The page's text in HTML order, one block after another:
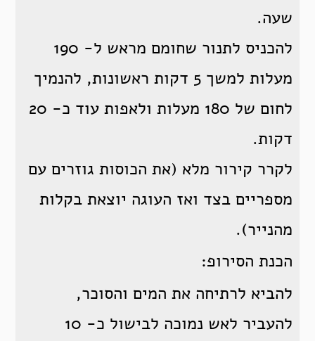
שעה.
להכניס לתנור שחומם מראש ל- 190
מעלות למשך 5 דקות ראשונות, להנמיך
לחום של 180 מעלות ולאפות עוד כ- 20
דקות.
לקרר קירור מלא (את הכוסות גוזרים עם
מספריים בצד ואז העוגה יוצאת בקלות
מהנייר).
הכנת הסירופ:
להביא לרתיחה את המים והסוכר,
להעביר לאש נמוכה לבישול כ- 10